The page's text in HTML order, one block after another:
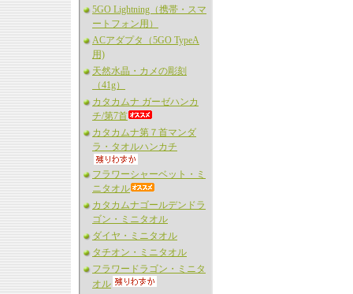
5GO Lightning（携帯・スマ
ートフォン用）
ACアダプタ（5GO TypeA
用)
天然水晶・カメの彫刻
（41g）
カタカムナ ガーゼハンカ
チ/第7首
カタカムナ第７首マンダ
ラ・タオルハンカチ
フラワーシャーベット・ミ
ニタオル
カタカムナゴールデンドラ
ゴン・ミニタオル
ダイヤ・ミニタオル
タチオン・ミニタオル
フラワードラゴン・ミニタ
オル